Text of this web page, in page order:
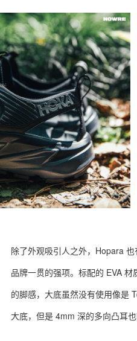
除了外观吸引人之外，Hopara
品牌一贯的强项。标配的 EVA
的脚感，大底虽然没有使用像是
大底，但是 4mm 深的多向凸耳